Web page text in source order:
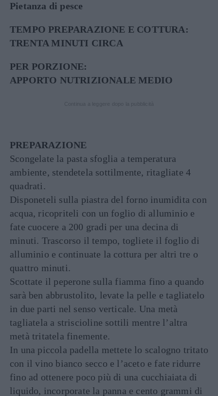
Pietanza di pesce
TEMPO PREPARAZIONE E COTTURA:
TRENTA MINUTI CIRCA
PER PORZIONE:
APPORTO NUTRIZIONALE MEDIO
PREPARAZIONE
Scongelate la pasta sfoglia a temperatura
ambiente, stendetela sottilmente, ritagliate 4
quadrati.
Disponeteli sulla piastra del forno inumidita con
acqua, ricopriteli con un foglio di alluminio e
fate cuocere a 200 gradi per una decina di
minuti. Trascorso il tempo, togliete il foglio di
alluminio e continuate la cottura per altri tre o
quattro minuti.
Scottate il peperone sulla fiamma fino a quando
sarà ben abbrustolito, levate la pelle e tagliatelo
in due parti nel senso verticale. Una metà
tagliatela a striscioline sottili mentre l’altra
metà tritatela finemente.
In una piccola padella mettete lo scalogno tritato
con il vino bianco secco e l’aceto e fate ridurre
fino ad ottenere poco più di una cucchiaiata di
liquido, incorporate la panna e cento grammi di